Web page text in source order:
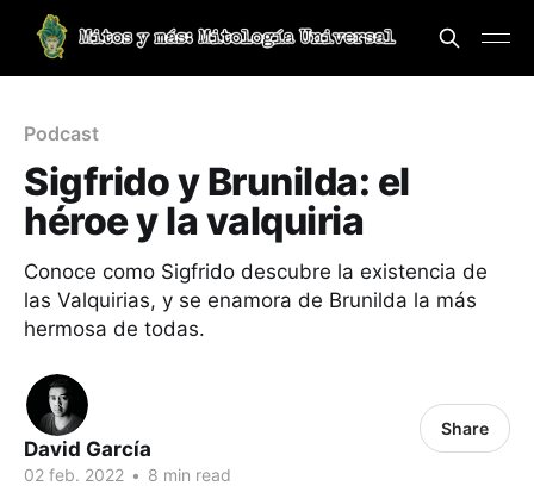
Podcast
Sigfrido y Brunilda: el
héroe y la valquiria
Conoce como Sigfrido descubre la existencia de
las Valquirias, y se enamora de Brunilda la más
hermosa de todas.
David García
02 feb. 2022 • 8 min read
Share